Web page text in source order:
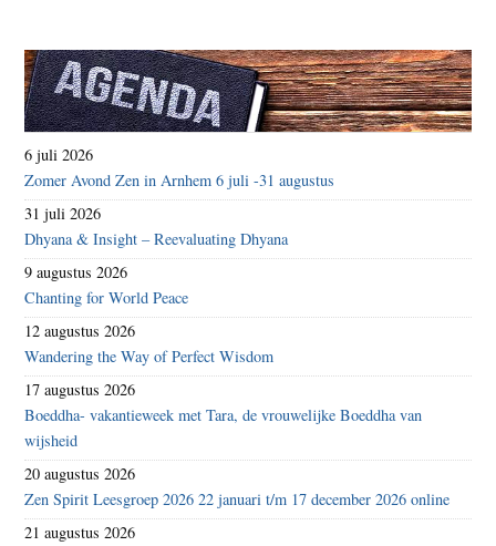
6 juli 2026
Zomer Avond Zen in Arnhem 6 juli -31 augustus
31 juli 2026
Dhyana & Insight – Reevaluating Dhyana
9 augustus 2026
Chanting for World Peace
12 augustus 2026
Wandering the Way of Perfect Wisdom
17 augustus 2026
Boeddha- vakantieweek met Tara, de vrouwelijke Boeddha van
wijsheid
20 augustus 2026
Zen Spirit Leesgroep 2026 22 januari t/m 17 december 2026 online
21 augustus 2026